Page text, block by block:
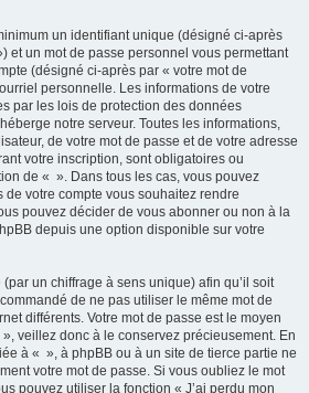
un identifiant unique (désigné ci-après
et un mot de passe personnel vous permettant
(désigné ci-après par « votre mot de
personnelle. Les informations de votre
par les lois de protection des données
notre serveur. Toutes les informations,
de votre mot de passe et de votre adresse
votre inscription, sont obligatoires ou
de « ». Dans tous les cas, vous pouvez
votre compte vous souhaitez rendre
pouvez décider de vous abonner ou non à la
depuis une option disponible sur votre
un chiffrage à sens unique) afin qu’il soit
de ne pas utiliser le même mot de
différents. Votre mot de passe est le moyen
veillez donc à le conservez précieusement. En
à « », à phpBB ou à un site de tierce partie ne
votre mot de passe. Si vous oubliez le mot
pouvez utiliser la fonction « J’ai perdu mon